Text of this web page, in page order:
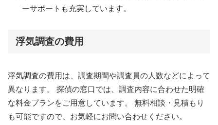
ーサポートも充実しています。
浮気調査の費用
浮気調査の費用は、調査期間や調査員の人数などによって
異なります。 探偵の窓口では、調査内容に合わせた明確
な料金プランをご用意しています。 無料相談・見積もり
も可能ですので、お気軽にお問い合わせください。